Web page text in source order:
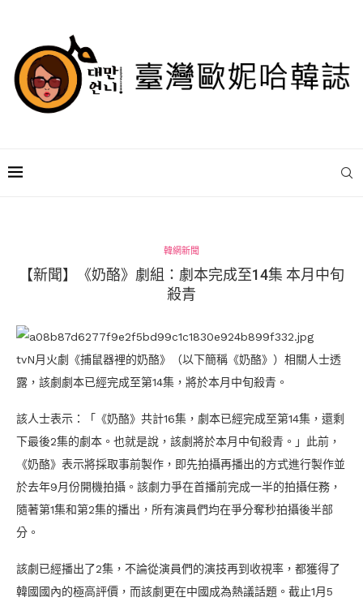
韓網新聞
【新聞】《奶酪》劇組：劇本完成至14集 本月中旬
殺青
tvN月火劇《捕鼠器裡的奶酪》（以下簡稱《奶酪》）相關人士透
露，該劇劇本已經完成至第14集，將於本月中旬殺青。
該人士表示：「《奶酪》共計16集，劇本已經完成至第14集，還剩
下最後2集的劇本。也就是說，該劇將於本月中旬殺青。」此前，
《奶酪》表示將採取事前製作，即先拍攝再播出的方式進行製作並
於去年9月份開機拍攝。該劇力爭在首播前完成一半的拍攝任務，
隨著第1集和第2集的播出，所有演員們均在爭分奪秒拍攝後半部
分。
該劇已經播出了2集，不論從演員們的演技再到收視率，都獲得了
韓國國內的極高評價，而該劇更在中國成為熱議話題。截止1月5